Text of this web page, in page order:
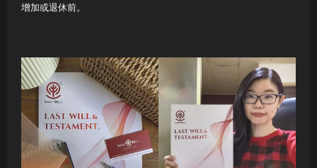
增加或退休前。